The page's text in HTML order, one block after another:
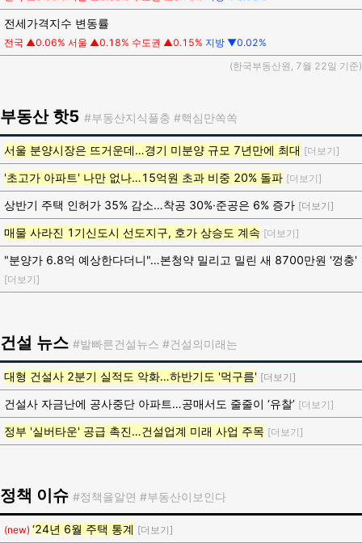
전세가격지수 변동률
전국 ▲0.06% 서울 ▲0.18% 수도권 ▲0.15% 지방 ▼0.02%
(한국부동산원, 7월 22일 기준)
부동산 핫5 #부동산지식풀충 #핵심만쏙쏙
서울 분양시장은 뜨거운데…경기 미분양 규모 7년만에 최대 [더보기]
'초고가 아파트' 나만 없나…15억원 초과 비중 20% 돌파 [더보기]
상반기 주택 인허가 35% 감소…착공 30%·준공은 6% 증가 [더보기]
매물 사라진 1기신도시 선도지구, 호가 상승도 계속 [더보기]
"분양가 6.8억 예상한다더니"…본청약 밀리고 밀린 새 8700만원 '껑충'
[더보기]
건설 뉴스 #발빠른건설뉴스 #건설의미래는
대형 건설사 2분기 실적도 악화…하반기도 '먹구름' [더보기]
건설사 자금난에 공사중단 아파트…공매서도 줄줄이 ‘유찰’ [더보기]
정부 '실버타운' 공급 촉진…건설업계 미래 사업 주목 [더보기]
정책 이슈 #정책을알면 #부동산이보인다
(new) ‘24년 6월 주택 통계 [더보기]